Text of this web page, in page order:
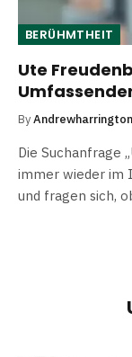
BERÜHMTHEIT
Ute
ByAndrewharrington
Die Suchanfrage
immer wieder im
und fragen sich,